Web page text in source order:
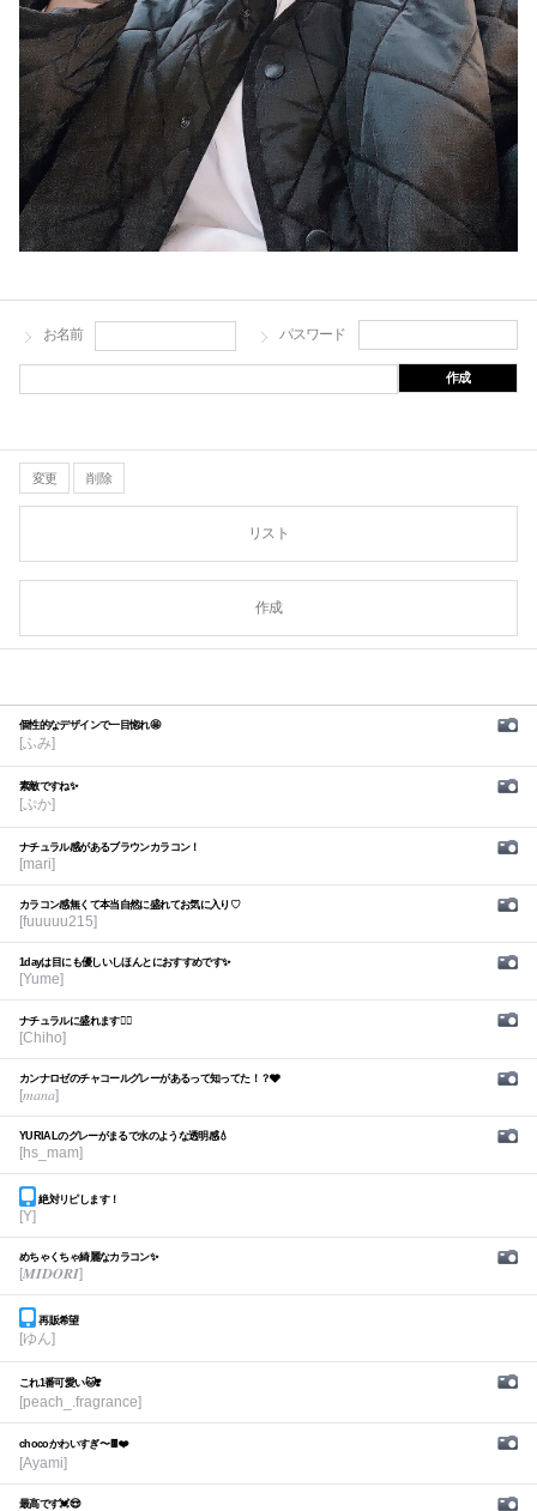
お名前 パスワード
作成
変更 削除
リスト
作成
個性的なデザインで一目惚れ🤩
[ふみ]
素敵ですね✨
[ぷか]
ナチュラル感があるブラウンカラコン！
[mari]
カラコン感無くて本当自然に盛れてお気に入り♡
[fuuuuu215]
1dayは目にも優しいしほんとにおすすめです✨
[Yume]
ナチュラルに盛れます🙆‍♀️
[Chiho]
カンナロゼのチャコールグレーがあるって知ってた！？🩶
[𝑚𝑎𝑛𝑎]
YURIALのグレーがまるで水のような透明感💧
[hs_mam]
絶対リピします！
[Y]
めちゃくちゃ綺麗なカラコン✨
[𝑴𝑰𝑫𝑶𝑹𝑰]
再販希望
[ゆん]
これ1番可愛い🐱❣️
[peach_.fragrance]
chocoかわいすぎ〜🍫❤️
[Ayami]
最高です💓😍